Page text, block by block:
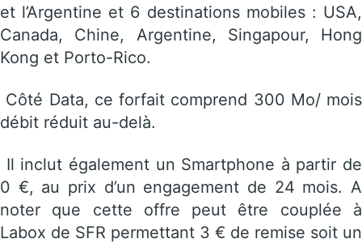
et l’Argentine et 6 destinations mobiles : USA,
Canada, Chine, Argentine, Singapour, Hong
Kong et Porto-Rico.
Côté Data, ce forfait comprend 300 Mo/ mois
débit réduit au-delà.
Il inclut également un Smartphone à partir de
0 €, au prix d’un engagement de 24 mois. A
noter que cette offre peut être couplée à
Labox de SFR permettant 3 € de remise soit un